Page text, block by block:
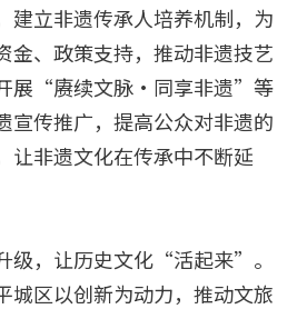
建立非遗传承人培养机制，为
金、政策支持，推动非遗技艺
展“赓续文脉·同享非遗”等
宣传推广，提高公众对非遗的
让非遗文化在传承中不断延
，让历史文化“活起来”。
城区以创新为动力，推动文旅